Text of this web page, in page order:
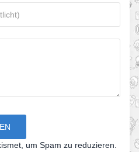
um Spam zu reduzieren.